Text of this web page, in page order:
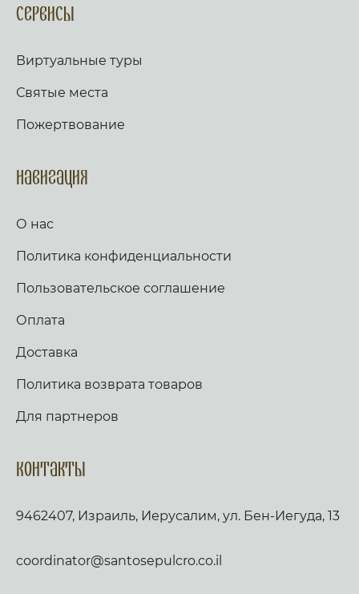
Сервисы
Виртуальные туры
Святые места
Пожертвование
Навигация
О нас
Политика конфиденциальности
Пользовательское соглашение
Оплата
Доставка
Политика возврата товаров
Для партнеров
Контакты
9462407, Израиль, Иерусалим, ул. Бен-Иегуда, 13
coordinator@santosepulcro.co.il